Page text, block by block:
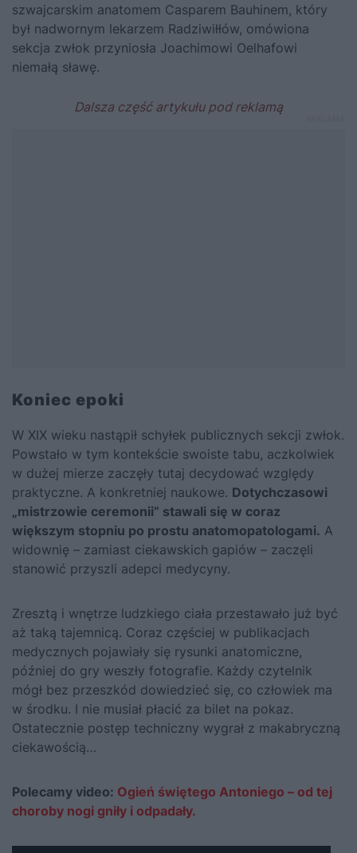
szwajcarskim anatomem Casparem Bauhinem, który
był nadwornym lekarzem Radziwiłłów, omówiona
sekcja zwłok przyniosła Joachimowi Oelhafowi
niemałą sławę.
Koniec epoki
W XIX wieku nastąpił schyłek publicznych sekcji zwłok.
Powstało w tym kontekście swoiste tabu, aczkolwiek
w dużej mierze zaczęły tutaj decydować względy
praktyczne. A konkretniej naukowe. Dotychczasowi
„mistrzowie ceremonii” stawali się w coraz
większym stopniu po prostu anatomopatologami. A
widownię – zamiast ciekawskich gapiów – zaczęli
stanowić przyszli adepci medycyny.
Zresztą i wnętrze ludzkiego ciała przestawało już być
aż taką tajemnicą. Coraz częściej w publikacjach
medycznych pojawiały się rysunki anatomiczne,
później do gry weszły fotografie. Każdy czytelnik
mógł bez przeszkód dowiedzieć się, co człowiek ma
w środku. I nie musiał płacić za bilet na pokaz.
Ostatecznie postęp techniczny wygrał z makabryczną
ciekawością…
Polecamy video: Ogień świętego Antoniego – od tej
choroby nogi gniły i odpadały.